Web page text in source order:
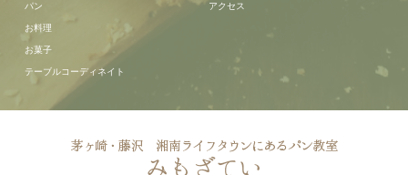
パン
お料理
お菓子
テーブルコーディネイト
アクセス